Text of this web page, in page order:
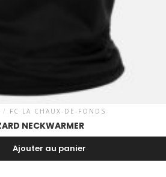
/ FC LA CHAUX-DE-FONDS
NECKWARMER
15.40
Ajouter au panier